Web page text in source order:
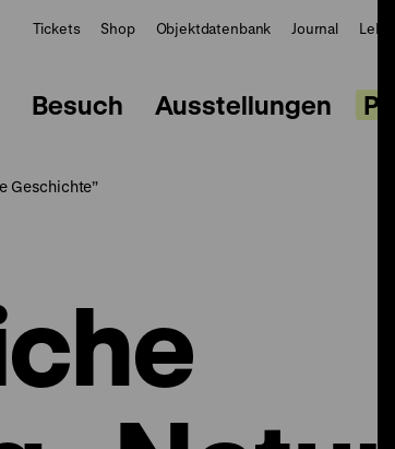
Tickets Shop Objektdatenbank Journal LeMO
Besuch Ausstellungen
Geschichte”